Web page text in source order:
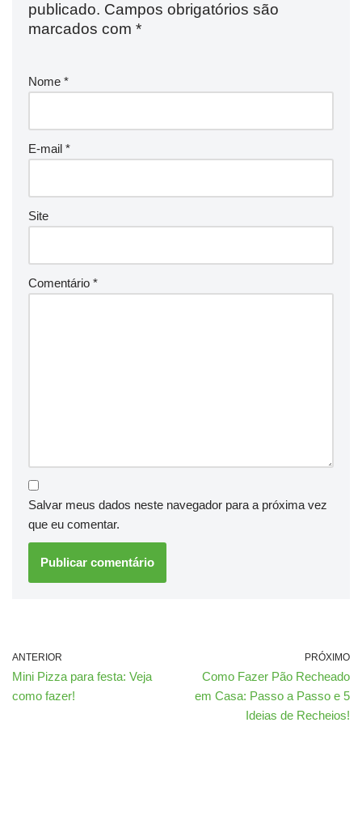
publicado. Campos obrigatórios são
marcados com *
Nome *
E-mail *
Site
Comentário *
Salvar meus dados neste navegador para a próxima vez
que eu comentar.
ANTERIOR
Mini Pizza para festa: Veja
como fazer!
PRÓXIMO
Como Fazer Pão Recheado
em Casa: Passo a Passo e 5
Ideias de Recheios!